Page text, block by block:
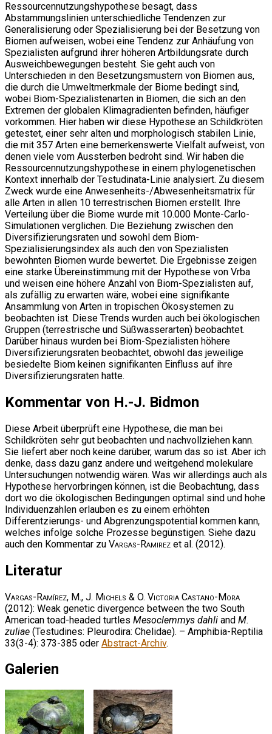
Ressourcennutzungshypothese besagt, dass
Abstammungslinien unterschiedliche Tendenzen zur
Generalisierung oder Spezialisierung bei der Besetzung von
Biomen aufweisen, wobei eine Tendenz zur Anhäufung von
Spezialisten aufgrund ihrer höheren Artbildungsrate durch
Ausweichbewegungen besteht. Sie geht auch von
Unterschieden in den Besetzungsmustern von Biomen aus,
die durch die Umweltmerkmale der Biome bedingt sind,
wobei Biom-Spezialistenarten in Biomen, die sich an den
Extremen der globalen Klimagradienten befinden, häufiger
vorkommen. Hier haben wir diese Hypothese an Schildkröten
getestet, einer sehr alten und morphologisch stabilen Linie,
die mit 357 Arten eine bemerkenswerte Vielfalt aufweist, von
denen viele vom Aussterben bedroht sind. Wir haben die
Ressourcennutzungshypothese in einem phylogenetischen
Kontext innerhalb der Testudinata-Linie analysiert. Zu diesem
Zweck wurde eine Anwesenheits-/Abwesenheitsmatrix für
alle Arten in allen 10 terrestrischen Biomen erstellt. Ihre
Verteilung über die Biome wurde mit 10.000 Monte-Carlo-
Simulationen verglichen. Die Beziehung zwischen den
Diversifizierungsraten und sowohl dem Biom-
Spezialisierungsindex als auch den von Spezialisten
bewohnten Biomen wurde bewertet. Die Ergebnisse zeigen
eine starke Übereinstimmung mit der Hypothese von Vrba
und weisen eine höhere Anzahl von Biom-Spezialisten auf,
als zufällig zu erwarten wäre, wobei eine signifikante
Ansammlung von Arten in tropischen Ökosystemen zu
beobachten ist. Diese Trends wurden auch bei ökologischen
Gruppen (terrestrische und Süßwasserarten) beobachtet.
Darüber hinaus wurden bei Biom-Spezialisten höhere
Diversifizierungsraten beobachtet, obwohl das jeweilige
besiedelte Biom keinen signifikanten Einfluss auf ihre
Diversifizierungsraten hatte.
Kommentar von H.-J. Bidmon
Diese Arbeit überprüft eine Hypothese, die man bei
Schildkröten sehr gut beobachten und nachvollziehen kann.
Sie liefert aber noch keine darüber, warum das so ist. Aber ich
denke, dass dazu ganz andere und weitgehend molekulare
Untersuchungen notwendig wären. Was wir allerdings auch als
Hypothese hervorbringen können, ist die Beobachtung, dass
dort wo die ökologischen Bedingungen optimal sind und hohe
Individuenzahlen erlauben es zu einem erhöhten
Differentzierungs- und Abgrenzungspotential kommen kann,
welches infolge solche Prozesse begünstigen. Siehe dazu
auch den Kommentar zu Vargas-Ramirez et al. (2012).
Literatur
Vargas-Ramírez, M., J. Michels & O. Victoria Castano-Mora
(2012): Weak genetic divergence between the two South
American toad-headed turtles Mesoclemmys dahli and M.
zuliae (Testudines: Pleurodira: Chelidae). – Amphibia-Reptilia
33(3-4): 373-385 oder Abstract-Archiv.
Galerien